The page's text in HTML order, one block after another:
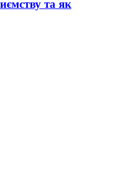
та як